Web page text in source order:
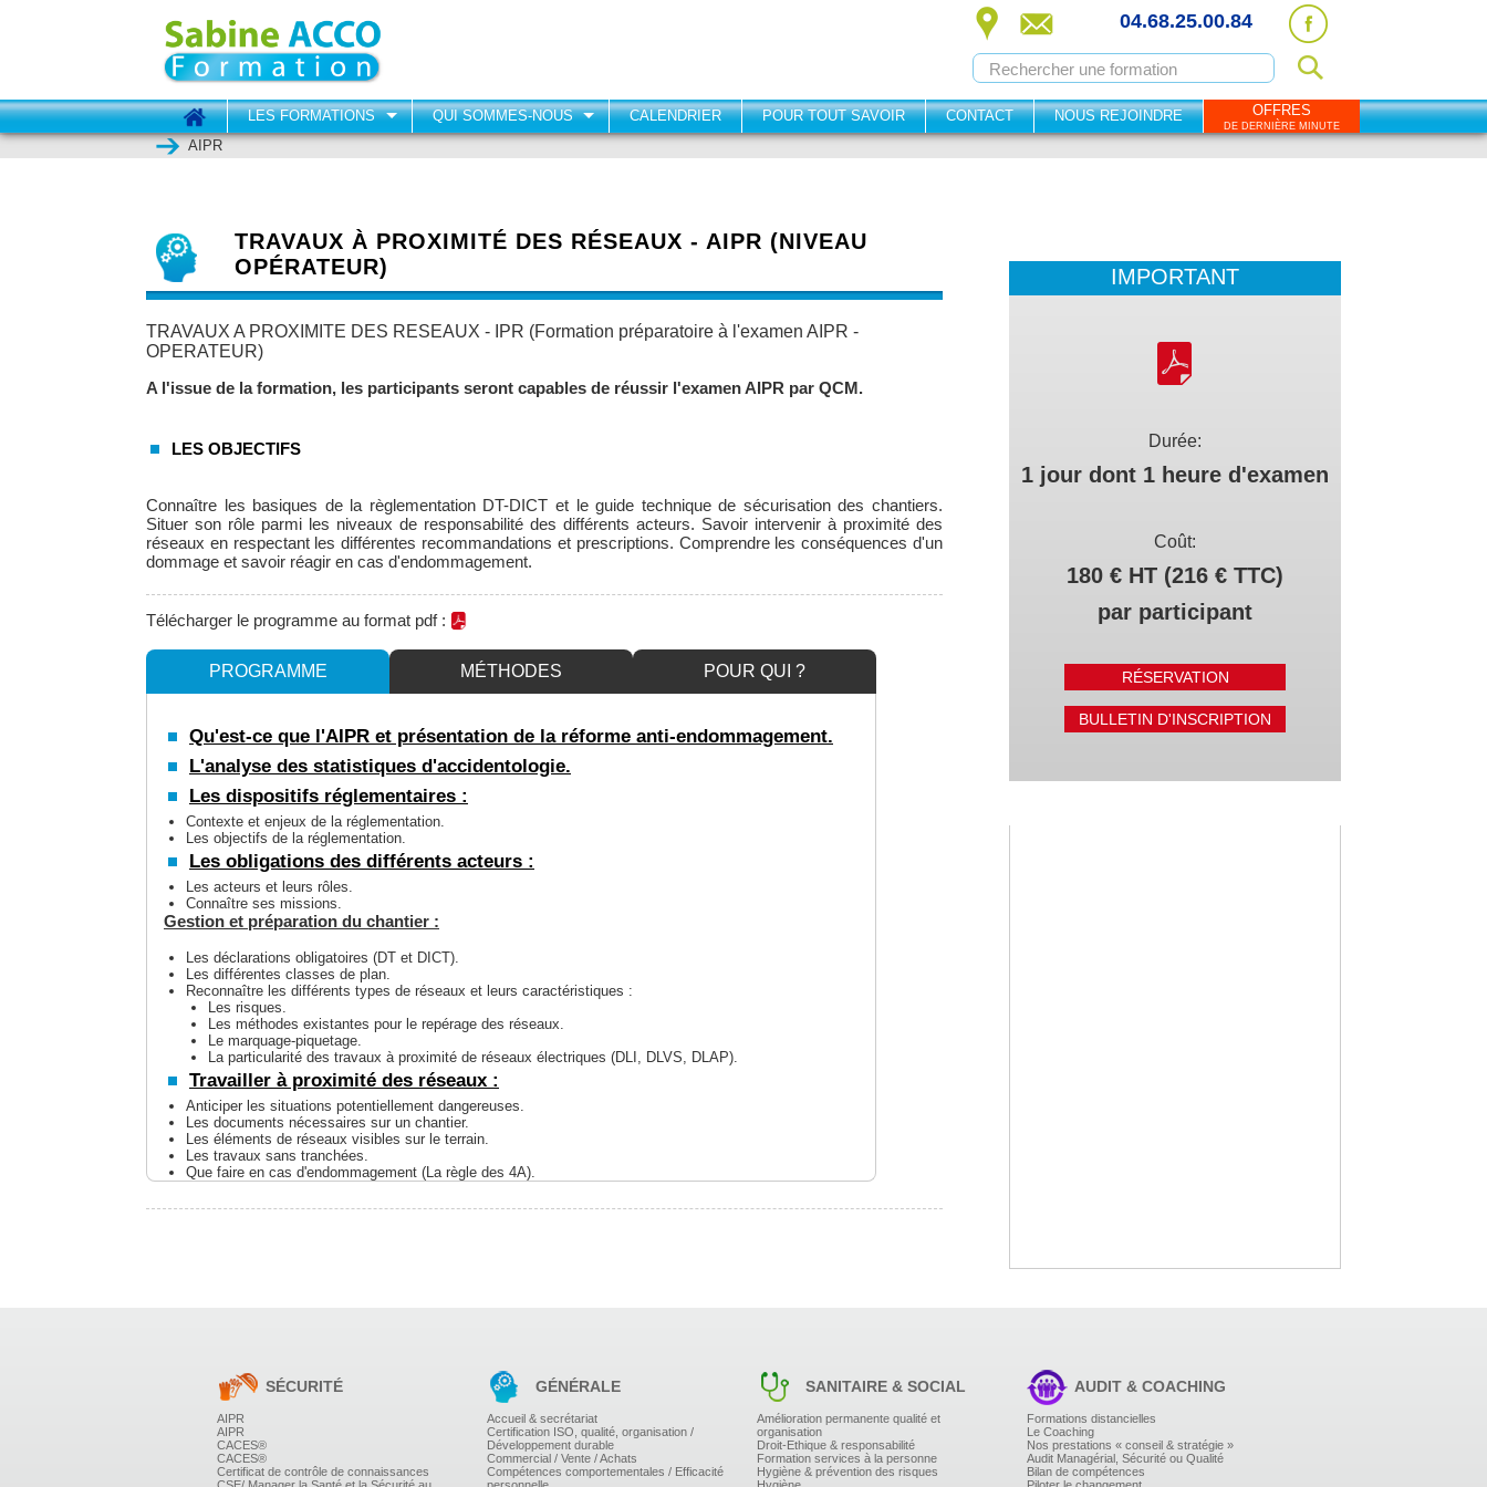
04.68.25.00.84
LES FORMATIONS QUI SOMMES-NOUS CALENDRIER POUR TOUT SAVOIR CONTACT NOUS REJOINDRE OFFRES
DE DERNIÈRE MINUTE
AIPR
IMPORTANT
Durée:
1 jour dont 1 heure d'examen
Coût:
180 € HT (216 € TTC)
par participant
RÉSERVATION
BULLETIN D'INSCRIPTION
TRAVAUX À PROXIMITÉ DES RÉSEAUX - AIPR (NIVEAU
OPÉRATEUR)
TRAVAUX A PROXIMITE DES RESEAUX - IPR (Formation préparatoire à l'examen AIPR -
OPERATEUR)
A l'issue de la formation, les participants seront capables de réussir l'examen AIPR par QCM.
LES OBJECTIFS
Connaître les basiques de la règlementation DT-DICT et le guide technique de sécurisation des chantiers.
Situer son rôle parmi les niveaux de responsabilité des différents acteurs. Savoir intervenir à proximité des
réseaux en respectant les différentes recommandations et prescriptions. Comprendre les conséquences d'un
dommage et savoir réagir en cas d'endommagement.
Télécharger le programme au format pdf :
PROGRAMME MÉTHODES POUR QUI ?
Qu'est-ce que l'AIPR et présentation de la réforme anti-endommagement.
L'analyse des statistiques d'accidentologie.
Les dispositifs réglementaires :
Contexte et enjeux de la réglementation.
Les objectifs de la réglementation.
Les obligations des différents acteurs :
Les acteurs et leurs rôles.
Connaître ses missions.
Gestion et préparation du chantier :
Les déclarations obligatoires (DT et DICT).
Les différentes classes de plan.
Reconnaître les différents types de réseaux et leurs caractéristiques :
Les risques.
Les méthodes existantes pour le repérage des réseaux.
Le marquage-piquetage.
La particularité des travaux à proximité de réseaux électriques (DLI, DLVS, DLAP).
Travailler à proximité des réseaux :
Anticiper les situations potentiellement dangereuses.
Les documents nécessaires sur un chantier.
Les éléments de réseaux visibles sur le terrain.
Les travaux sans tranchées.
Que faire en cas d'endommagement (La règle des 4A).
Transition Ecologique et Solidaire (MTES).
Le guichet unique.
Synthèse et bilan de la formation.
SÉCURITÉ
AIPR
AIPR
CACES®
CACES®
Certificat de contrôle de connaissances
GÉNÉRALE
Accueil & secrétariat
Certification ISO, qualité, organisation /
Développement durable
Commercial / Vente / Achats
Compétences comportementales / Efficacité
SANITAIRE & SOCIAL
Amélioration permanente qualité et
organisation
Droit-Ethique & responsabilité
Formation services à la personne
Hygiène & prévention des risques
AUDIT & COACHING
Formations distancielles
Le Coaching
Nos prestations « conseil & stratégie »
Audit Managérial, Sécurité ou Qualité
Bilan de compétences